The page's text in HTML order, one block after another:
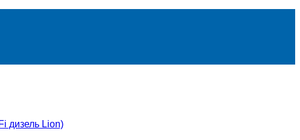
дизель Lion)